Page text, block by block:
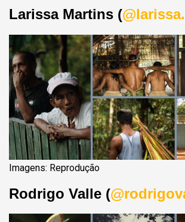
Larissa Martins (
Imagens: Reprodução
Rodrigo Valle (